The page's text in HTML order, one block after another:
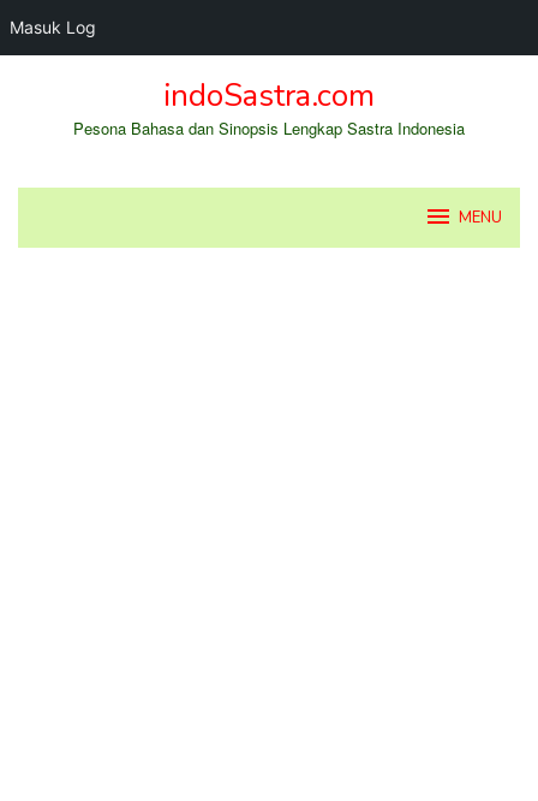
Masuk Log
indoSastra.com
Pesona Bahasa dan Sinopsis Lengkap Sastra Indonesia
MENU